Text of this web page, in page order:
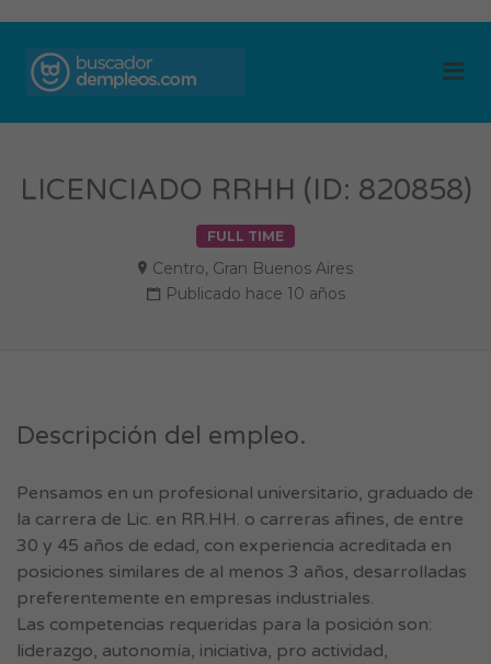
LICENCIADO RRHH (ID: 820858)
FULL TIME
Centro, Gran Buenos Aires
Publicado hace 10 años
Descripción del empleo.
Pensamos en un profesional universitario, graduado de
la carrera de Lic. en RR.HH. o carreras afines, de entre
30 y 45 años de edad, con experiencia acreditada en
posiciones similares de al menos 3 años, desarrolladas
preferentemente en empresas industriales.
Las competencias requeridas para la posición son:
liderazgo, autonomía, iniciativa, pro actividad,